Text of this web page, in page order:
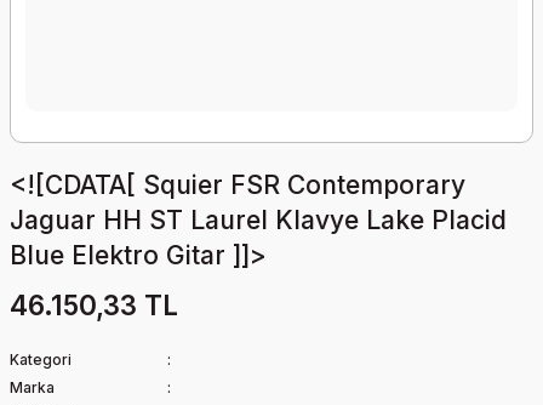
<![CDATA[ Squier FSR Contemporary
Jaguar HH ST Laurel Klavye Lake Placid
Blue Elektro Gitar ]]>
46.150,33 TL
Kategori
Marka